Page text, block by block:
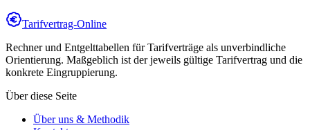
Tarifvertrag-Online
Rechner und Entgelttabellen für Tarifverträge als unverbindliche
Orientierung. Maßgeblich ist der jeweils gültige Tarifvertrag und die
konkrete Eingruppierung.
Über diese Seite
Über uns & Methodik